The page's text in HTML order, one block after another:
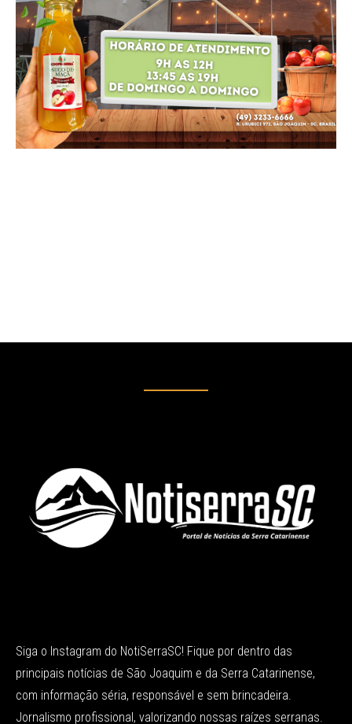
Siga o Instagram do NotiSerraSC! Fique por dentro das
principais notícias de São Joaquim e da Serra Catarinense,
com informação séria, responsável e sem brincadeira.
Jornalismo profissional, valorizando nossas raízes serranas.